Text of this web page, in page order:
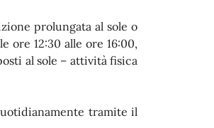
prolungata al sole o
ore 12:30 alle ore 16:00,
al sole – attività fisica
tramite il